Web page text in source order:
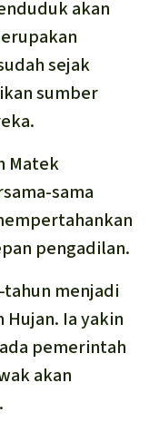
akan
sejak
sumber
Matek
sama
pengadilan.
menjadi
Hujan. Ia yakin
pemerintah
akan